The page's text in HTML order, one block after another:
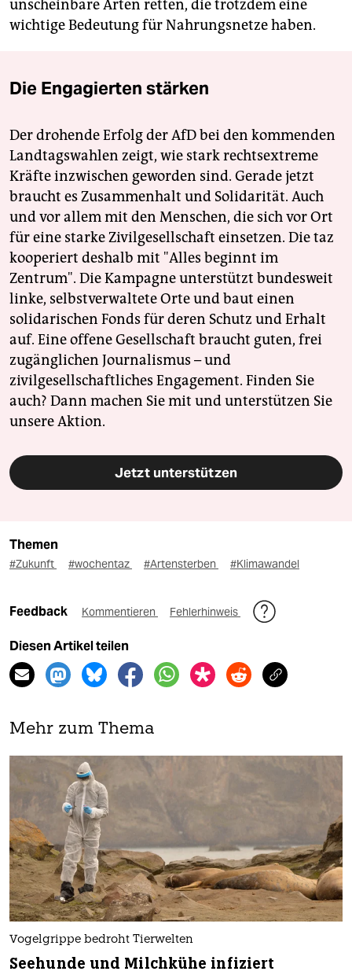
unscheinbare Arten retten, die trotzdem eine
wichtige Bedeutung für Nahrungsnetze haben.
Die Engagierten stärken
Der drohende Erfolg der AfD bei den kommenden
Landtagswahlen zeigt, wie stark rechtsextreme
Kräfte inzwischen geworden sind. Gerade jetzt
braucht es Zusammenhalt und Solidarität. Auch
und vor allem mit den Menschen, die sich vor Ort
für eine starke Zivilgesellschaft einsetzen. Die taz
kooperiert deshalb mit "Alles beginnt im
Zentrum". Die Kampagne unterstützt bundesweit
linke, selbstverwaltete Orte und baut einen
solidarischen Fonds für deren Schutz und Erhalt
auf. Eine offene Gesellschaft braucht guten, frei
zugänglichen Journalismus – und
zivilgesellschaftliches Engagement. Finden Sie
auch? Dann machen Sie mit und unterstützen Sie
unsere Aktion.
Jetzt unterstützen
Themen
#Zukunft #wochentaz #Artensterben #Klimawandel
Feedback Kommentieren Fehlerhinweis
Diesen Artikel teilen
Mehr zum Thema
Vogelgrippe bedroht Tierwelten
Seehunde und Milchkühe infiziert